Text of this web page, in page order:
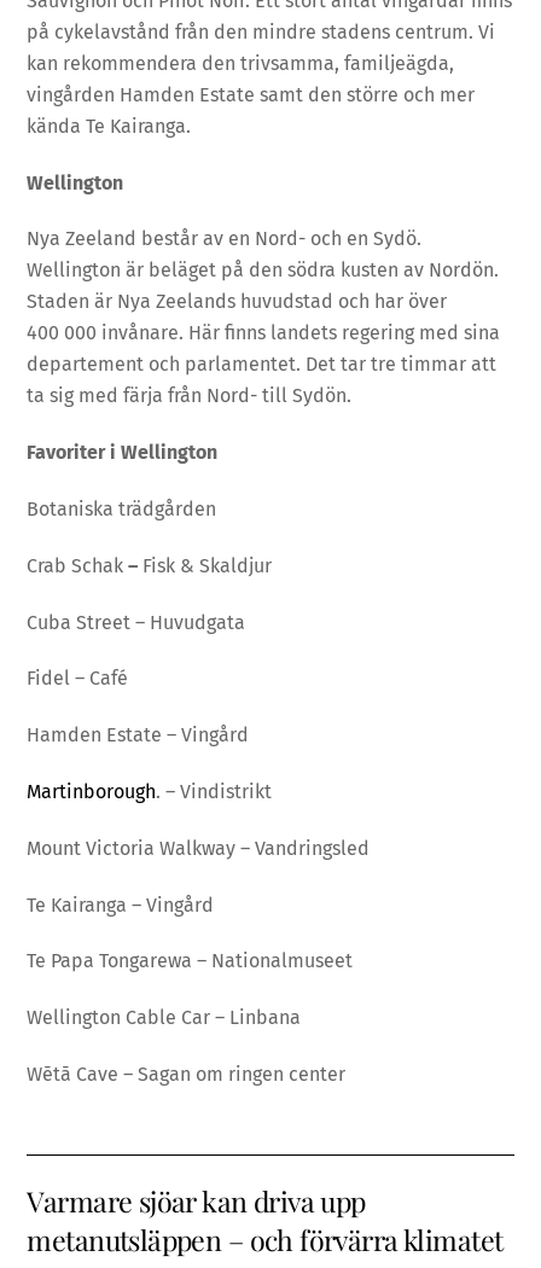
på cykelavstånd från den mindre stadens centrum. Vi
kan rekommendera den trivsamma, familjeägda,
vingården Hamden Estate samt den större och mer
kända Te Kairanga.
Wellington
Nya Zeeland består av en Nord- och en Sydö.
Wellington är beläget på den södra kusten av Nordön.
Staden är Nya Zeelands huvudstad och har över
400 000 invånare. Här finns landets regering med sina
departement och parlamentet. Det tar tre timmar att
ta sig med färja från Nord- till Sydön.
Favoriter i Wellington
Botaniska trädgården
Crab Schak – Fisk & Skaldjur
Cuba Street – Huvudgata
Fidel – Café
Hamden Estate – Vingård
Martinborough. – Vindistrikt
Mount Victoria Walkway – Vandringsled
Te Kairanga – Vingård
Te Papa Tongarewa – Nationalmuseet
Wellington Cable Car – Linbana
Wētā Cave – Sagan om ringen center
Varmare sjöar kan driva upp
metanutsläppen – och förvärra klimatet